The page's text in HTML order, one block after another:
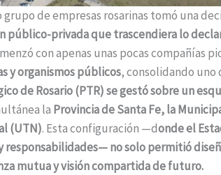
de empresas rosarinas tomó una
privada que trascendiera lo
con apenas unas pocas compañías
y organismos públicos, consolidando uno
de Rosario (PTR) se gestó sobre un
la Provincia de Santa Fe, la
(UTN). Esta configuración —donde el
responsabilidades— no solo permitió
mutua y visión compartida de futuro.